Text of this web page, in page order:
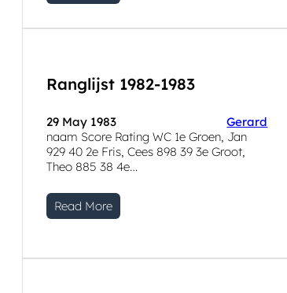
Ranglijst 1982-1983
29 May 1983
Gerard
naam Score Rating WC 1e Groen, Jan
929 40 2e Fris, Cees 898 39 3e Groot,
Theo 885 38 4e…
Read More